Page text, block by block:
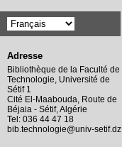
Adresse
Bibliothèque de la Faculté de
Technologie, Université de
Sétif 1
Cité El-Maabouda, Route de
Béjaia - Sétif, Algérie
Tel: 036 44 47 18
bib.technologie@univ-setif.dz